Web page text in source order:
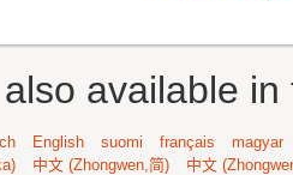
available
English suomi français
magyar
中文 (Zhongwen,简) 中文